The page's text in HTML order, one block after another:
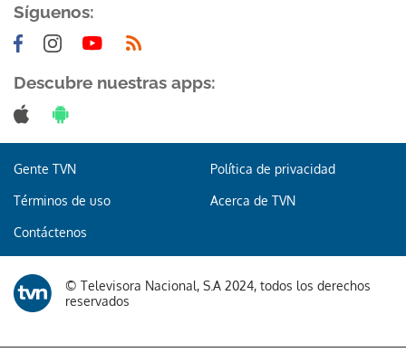
Gracias por suscribirte a nuestro boletín.
Síguenos:
Descubre nuestras apps:
Gente TVN Política de privacidad
Términos de uso Acerca de TVN
Contáctenos
© Televisora Nacional, S.A 2024, todos los derechos
reservados